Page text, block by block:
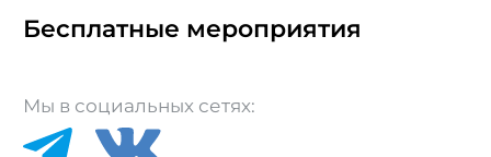
Бесплатные мероприятия
Мы в социальных сетях: